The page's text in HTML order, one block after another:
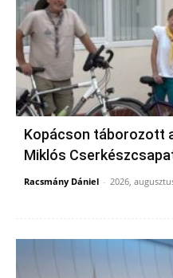
Kopácson táborozott
Miklós
Racsmány Dániel - 2026,